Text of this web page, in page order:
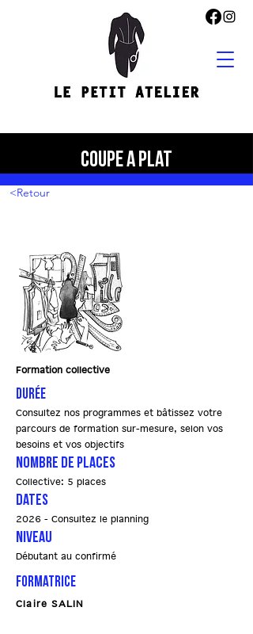
COUPE A PLAT
<Retour
Formation collective
Durée
Consultez nos programmes et bâtissez votre
parcours de formation sur-mesure, selon vos
besoins et vos objectifs
Nombre de places
Collective: 5 places
Dates
2026 - Consultez le planning
Niveau
Débutant au confirmé
Formatrice
Claire SALIN